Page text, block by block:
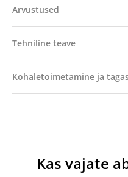
Arvustused
Tehniline teave
Kohaletoimetamine ja
Kas vajate